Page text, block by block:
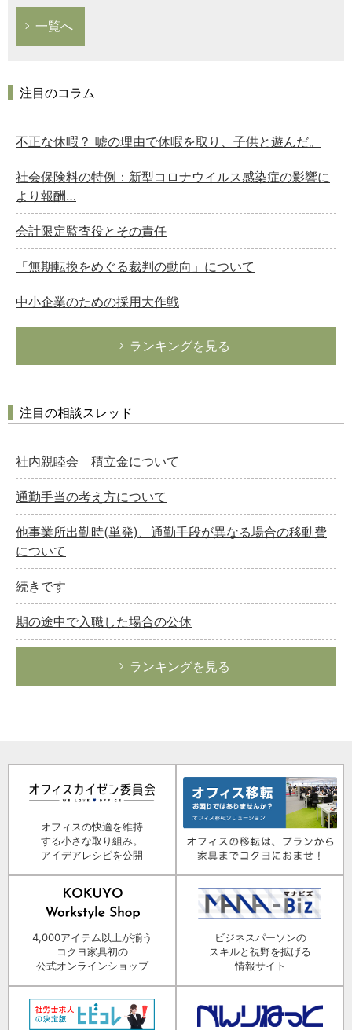
一覧へ
注目のコラム
不正な休暇？ 嘘の理由で休暇を取り、子供と遊んだ。
社会保険料の特例：新型コロナウイルス感染症の影響に
より報酬…
会計限定監査役とその責任
「無期転換をめぐる裁判の動向」について
中小企業のための採用大作戦
ランキングを見る
注目の相談スレッド
社内親睦会 積立金について
通勤手当の考え方について
他事業所出勤時(単発)、通勤手段が異なる場合の移動費
について
続きです
期の途中で入職した場合の公休
ランキングを見る
オフィスの快適を維持
する小さな取り組み。
アイデアレシピを公開
4,000アイテム以上が揃う
コクヨ家具初の
公式オンラインショップ
ビジネスパーソンの
スキルと視野を拡げる
情報サイト